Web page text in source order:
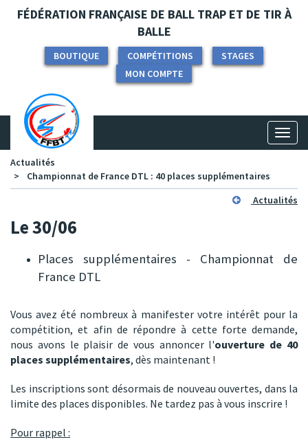
Panneau de gestion des cookies
FÉDÉRATION FRANÇAISE DE BALL TRAP ET DE TIR À
BALLE
BOUTIQUE COMPÉTITIONS
STAGES
MON COMPTE
Actualités
Championnat de France DTL : 40 places supplémentaires
Actualités
Le 30/06
Places supplémentaires - Championnat de
France DTL
Vous avez été nombreux à manifester votre intérêt pour la
compétition, et afin de répondre à cette forte demande,
nous avons le plaisir de vous annoncer l'ouverture de 40
places supplémentaires, dès maintenant !
Les inscriptions sont désormais de nouveau ouvertes, dans la
limite des places disponibles. Ne tardez pas à vous inscrire !
Pour rappel :